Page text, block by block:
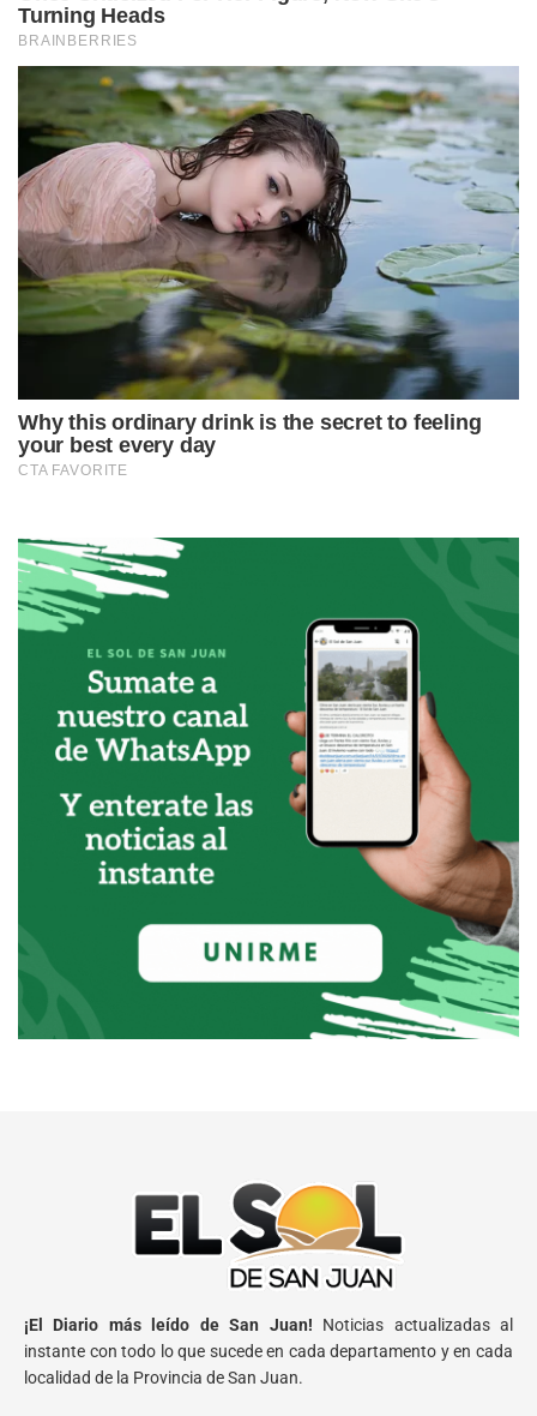
¡El Diario más leído de San Juan! Noticias actualizadas al
instante con todo lo que sucede en cada departamento y en cada
localidad de la Provincia de San Juan.